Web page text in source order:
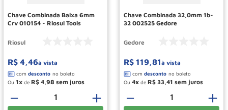
Chave Combinada Baixa 6mm
Crv 010154 - Riosul Tools
Riosul
R$ 4,46à vista
Ou 1 de R$ 4 98
＋
－
Chave Combinada 32,0mm 1b-
32 002525 Gedore
Gedore
R$ 119,81à vista
Ou 4 de R$ 33 41
＋
－